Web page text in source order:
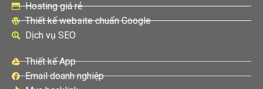
Hosting giá rẻ
Thiết kế website chuẩn Google
Dịch vụ SEO
Thiết kế App
Email doanh nghiệp